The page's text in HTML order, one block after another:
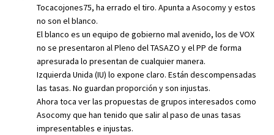
Tocacojones75, ha errado el tiro. Apunta a Asocomy y estos
no son el blanco.
El blanco es un equipo de gobierno mal avenido, los de VOX
no se presentaron al Pleno del TASAZO y el PP de forma
apresurada lo presentan de cualquier manera.
Izquierda Unida (IU) lo expone claro. Están descompensadas
las tasas. No guardan proporción y son injustas.
Ahora toca ver las propuestas de grupos interesados como
Asocomy que han tenido que salir al paso de unas tasas
impresentables e injustas.